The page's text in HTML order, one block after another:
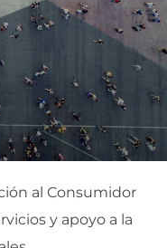
al Consumidor
y apoyo a la